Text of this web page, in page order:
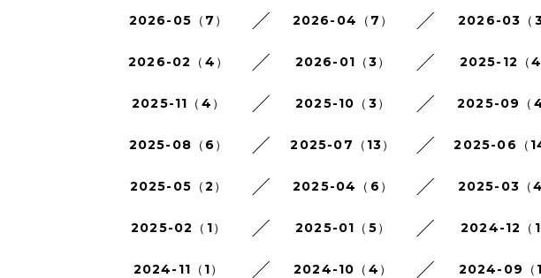
2026-05（7） 2026-04（7） 2026-03（3
2026-02（4） 2026-01（3） 2025-12（4
2025-11（4） 2025-10（3） 2025-09（4
2025-08（6） 2025-07（13） 2025-06（
2025-05（2） 2025-04（6） 2025-03（4
2025-02（1） 2025-01（5） 2024-12（1
2024-11（1） 2024-10（4） 2024-09（1